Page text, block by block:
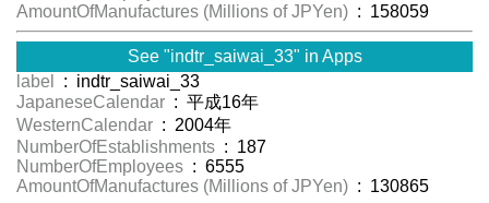
AmountOfManufactures (Millions of JPYen) : 158059
See "indtr_saiwai_33" in Apps
label
: indtr_saiwai_33
JapaneseCalendar : 平成16年
WesternCalendar : 2004年
NumberOfEstablishments : 187
NumberOfEmployees : 6555
AmountOfManufactures (Millions of JPYen) : 130865